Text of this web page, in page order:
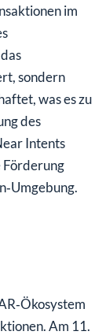
im
sondern
was es zu
des
Intents
Förderung
Am 11.